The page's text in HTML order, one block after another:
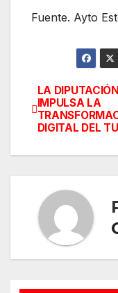
Fuente. Ayto
de
LA DIPUTACIÓN
IMPULSA LA
DIGITAL DEL